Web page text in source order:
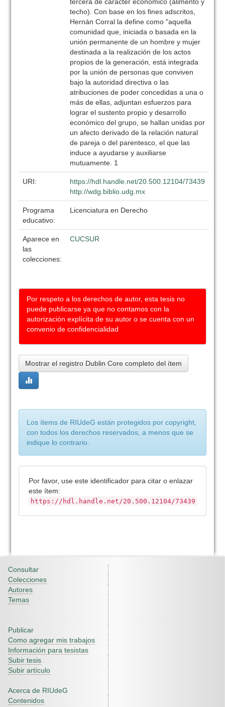
techo). Con base en los fines adscritos,
Hernán Corral la define como "aquella
comunidad que, iniciada o basada en la
unión permanente de un hombre y mujer
destinada a la realización de los actos
propios de la generación, está integrada
por la unión de personas que conviven
bajo la autoridad directiva o las
atribuciones de poder concedidas a una o
más de ellas, adjuntan esfuerzos para
lograr el sustento propio y desarrollo
económico del grupo, se hallan unidas por
un afecto derivado de la relación natural
de pareja o del parentesco, el que las
induce a ayudarse y auxiliarse
mutuamente. 1
URI:
https://hdl.handle.net/20.500.12104/73439
http://wdg.biblio.udg.mx
Programa
educativo:
Licenciatura en Derecho
Aparece en
las
colecciones:
CUCSUR
Por respeto a los derechos de autor, esta tesis no
puede publicarse ya que no contamos con la
autorización explícita de su autor o se cuenta con un
convenio de confidencialidad
Mostrar el registro Dublin Core completo del ítem
Los ítems de RIUdeG están protegidos por copyright,
con todos los derechos reservados, a menos que se
indique lo contrario.
Por favor, use este identificador para citar o enlazar
este ítem:
https://hdl.handle.net/20.500.12104/73439
Consultar
Colecciones
Autores
Temas
Publicar
Como agregar mis trabajos
Información para tesistas
Subir tesis
Subir artículo
Acerca de RIUdeG
Contenidos